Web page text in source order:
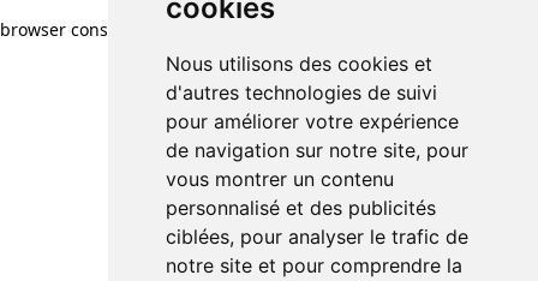
cookies
Nous utilisons des cookies et
d'autres technologies de suivi
pour améliorer votre expérience
de navigation sur notre site, pour
vous montrer un contenu
personnalisé et des publicités
ciblées, pour analyser le trafic de
notre site et pour comprendre la
browser console for more information)